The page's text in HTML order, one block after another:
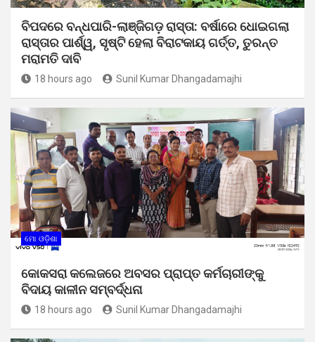
ବିପଦରେ ବନ୍ଧପାରି-ଲାଞ୍ଜିଗଡ଼ ରାସ୍ତା: ବର୍ଷାରେ ଧୋଇଗଲା
ରାସ୍ତାର ପାର୍ଶ୍ୱ, ସୃଷ୍ଟି ହେଲା ବିରାଟକାୟ ଗର୍ତ୍ତ, ତୁରନ୍ତ
ମରାମତି ଦାବି
18 hours ago Sunil Kumar Dhangadamajhi
ମୋ ଓଡ଼ିଶା
କୋକସରା କଲେଜରେ ଅବସର ପ୍ରାପ୍ତ କର୍ମଚାରୀଙ୍କୁ
ବିଦାୟ କାଳୀନ ସମ୍ବର୍ଦ୍ଧନା
18 hours ago Sunil Kumar Dhangadamajhi